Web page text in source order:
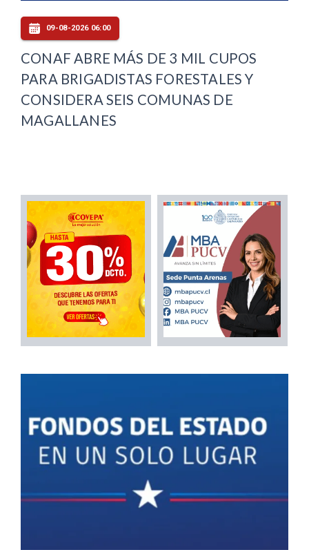
09-08-2026 06:00
CONAF ABRE MÁS DE 3 MIL CUPOS
PARA BRIGADISTAS FORESTALES Y
CONSIDERA SEIS COMUNAS DE
MAGALLANES